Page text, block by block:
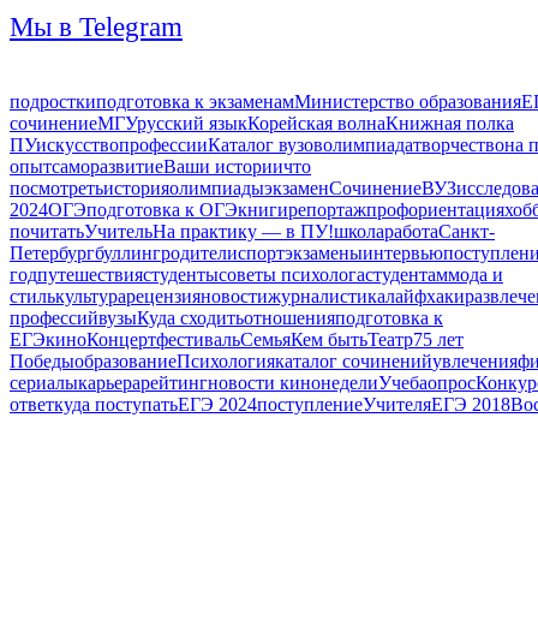
Мы в Telegram
подросткиподготовка к экзаменамМинистерство образования
сочинениеМГУрусский языкКорейская волнаКнижная полка
ПУискусствопрофессииКаталог вузоволимпиадатворчествона
опытсаморазвитиеВаши историичто
посмотретьисторияолимпиадыэкзаменСочинениеВУЗ
2024ОГЭподготовка к ОГЭкнигирепортажпрофориентация
почитатьУчительНа практику — в ПУ!школаработаСанкт-
Петербургбуллингродителиспортэкзаменыинтервью
годпутешествиястудентысоветы психологастудентаммода и
стилькультурарецензияновостижурналистикалайфхаки
профессийвузыКуда сходитьотношенияподготовка к
ЕГЭкиноКонцертфестивальСемьяКем бытьТеатр75 лет
ПобедыобразованиеПсихологиякаталог сочиненийувлечения
сериалыкарьерарейтингновости кинонеделиУчебаопрос
ответкуда поступатьЕГЭ 2024поступлениеУчителяЕГЭ 2018